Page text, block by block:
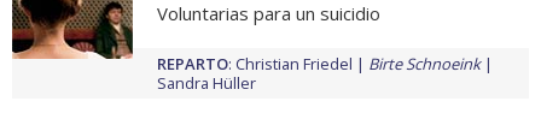
Voluntarias para un suicidio
REPARTO: Christian Friedel
Birte Schnoeink
Sandra Hüller